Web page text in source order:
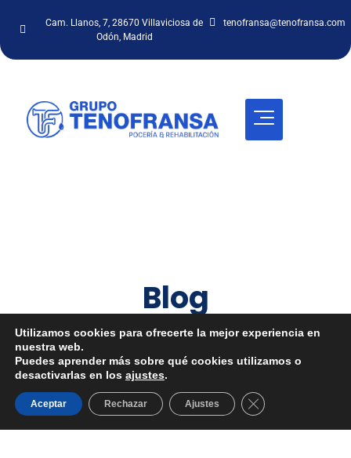
Cam. Llanos, 7, 28670 Villaviciosa de
Odón, Madrid
tenofransa@tenofransa.com
Blog
/Blog / Bajantes
Utilizamos cookies para ofrecerte la mejor experiencia en
nuestra web.
Puedes aprender más sobre qué cookies utilizamos o
desactivarlas en los ajustes.
Aceptar Rechazar Ajustes Cerrar el banner